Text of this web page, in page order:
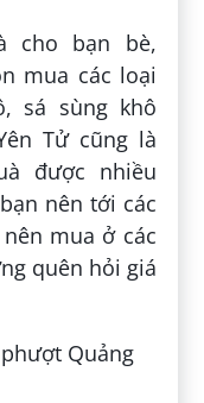
cho bạn bè,
mua các loại
sá sùng khô
Tử cũng là
được nhiều
nên tới các
mua ở các
quên hỏi giá